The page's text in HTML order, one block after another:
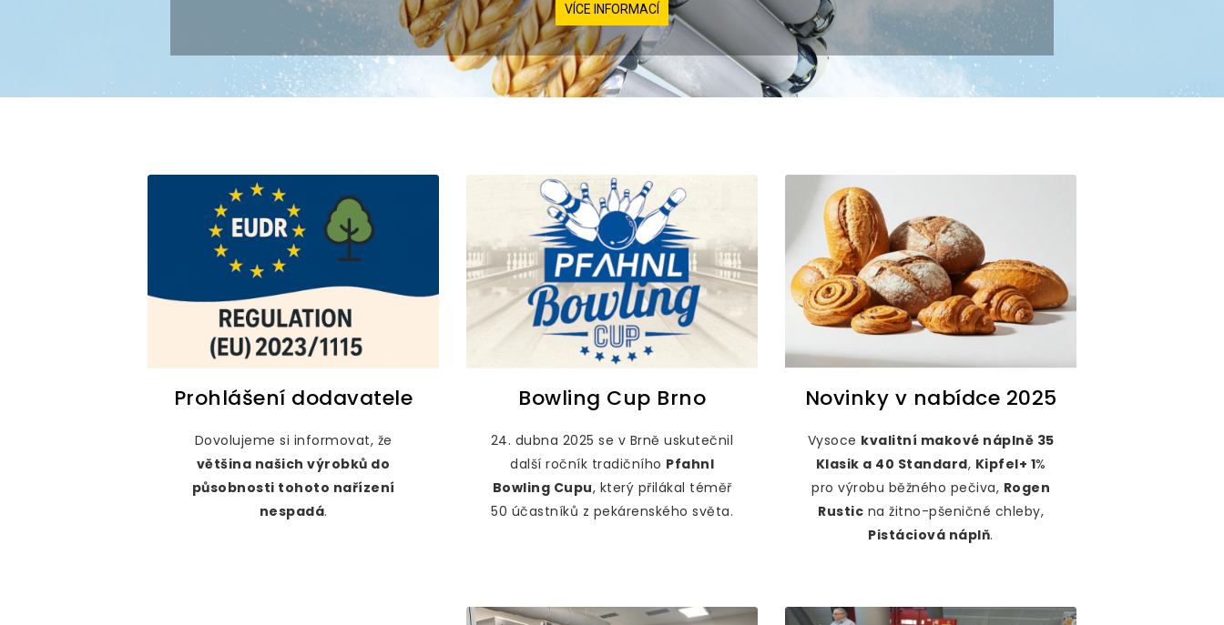
VÍCE INFORMACÍ
VÍCE INFORMACÍ
Prohlášení dodavatele
Dovolujeme si informovat, že
většina našich výrobků do
působnosti tohoto nařízení
nespadá.
Bowling Cup Brno
24. dubna 2025 se v Brně uskutečnil
další ročník tradičního Pfahnl
Bowling Cupu, který přilákal téměř
50 účastníků z pekárenského světa.
Novinky v nabídce 2025
Vysoce kvalitní makové náplně 35
Klasik a 40 Standard, Kipfel+ 1%
pro výrobu běžného pečiva, Rogen
Rustic na žitno-pšeničné chleby,
Pistáciová náplň.